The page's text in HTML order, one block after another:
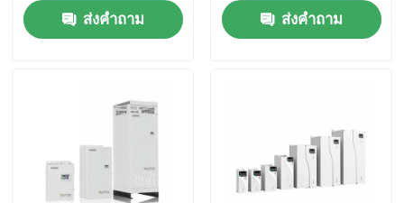
ติดต่อเรา
ไดรฟ์ความถี่ตัวแปร VFD
ส่งคำถาม
ส่งคำถาม